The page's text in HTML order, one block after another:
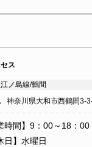
ス
ノ島線/鶴間
神奈川県大和市西鶴間3-
時間】9：00～18：00
日】水曜日